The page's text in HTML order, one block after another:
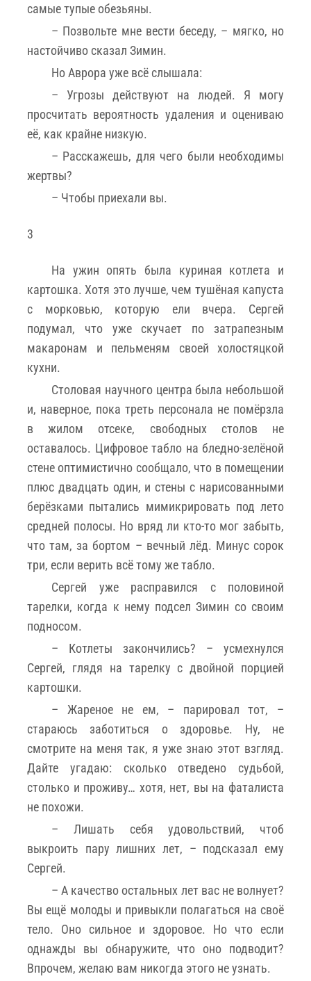
самые тупые обезьяны.
– Позвольте мне вести беседу, – мягко, но
настойчиво сказал Зимин.
Но Аврора уже всё слышала:
– Угрозы действуют на людей. Я могу
просчитать вероятность удаления и оцениваю
её, как крайне низкую.
– Расскажешь, для чего были необходимы
жертвы?
– Чтобы приехали вы.
3
На ужин опять была куриная котлета и
картошка. Хотя это лучше, чем тушëная капуста
с морковью, которую ели вчера. Сергей
подумал, что уже скучает по затрапезным
макаронам и пельменям своей холостяцкой
кухни.
Столовая научного центра была небольшой
и, наверное, пока треть персонала не помëрзла
в жилом отсеке, свободных столов не
оставалось. Цифровое табло на бледно-зелёной
стене оптимистично сообщало, что в помещении
плюс двадцать один, и стены с нарисованными
берёзками пытались мимикрировать под лето
средней полосы. Но вряд ли кто-то мог забыть,
что там, за бортом – вечный лёд. Минус сорок
три, если верить всё тому же табло.
Сергей уже расправился с половиной
тарелки, когда к нему подсел Зимин со своим
подносом.
– Котлеты закончились? – усмехнулся
Сергей, глядя на тарелку с двойной порцией
картошки.
– Жареное не ем, – парировал тот, –
стараюсь заботиться о здоровье. Ну, не
смотрите на меня так, я уже знаю этот взгляд.
Дайте угадаю: сколько отведено судьбой,
столько и проживу… хотя, нет, вы на фаталиста
не похожи.
– Лишать себя удовольствий, чтоб
выкроить пару лишних лет, – подсказал ему
Сергей.
– А качество остальных лет вас не волнует?
Вы ещё молоды и привыкли полагаться на своë
тело. Оно сильное и здоровое. Но что если
однажды вы обнаружите, что оно подводит?
Впрочем, желаю вам никогда этого не узнать.